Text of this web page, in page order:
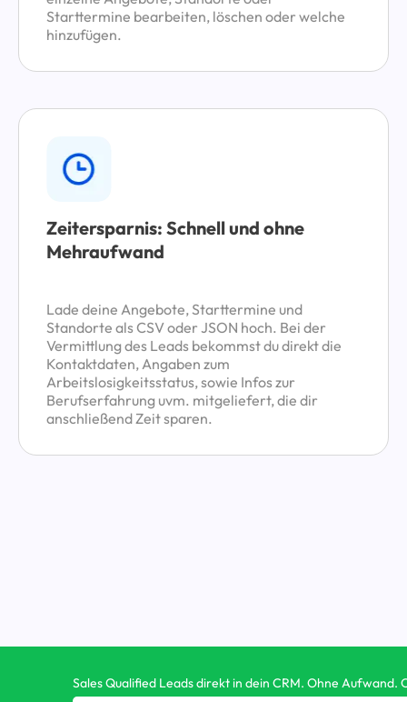
Starttermine bearbeiten, löschen oder welche
hinzufügen.
Zeitersparnis: Schnell und ohne
Mehraufwand
Lade deine Angebote, Starttermine und
Standorte als CSV oder JSON hoch. Bei der
Vermittlung des Leads bekommst du direkt die
Kontaktdaten, Angaben zum
Arbeitslosigkeitsstatus, sowie Infos zur
Berufserfahrung uvm. mitgeliefert, die dir
anschließend Zeit sparen.
Sales Qualified Leads direkt in dein CRM. Ohne Aufwand.